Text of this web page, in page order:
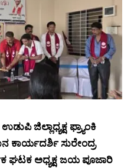
ಜಿಲ್ಲಾಧ್ಯಕ್ಷ ಫ್ರ್ಯಾಂಕಿ
ಕಾರ್ಯದರ್ಶಿ ಸುರೇಂದ್ರ
ಘಟಕ ಅಧ್ಯಕ್ಷ ಜಯ ಪೂಜಾರಿ